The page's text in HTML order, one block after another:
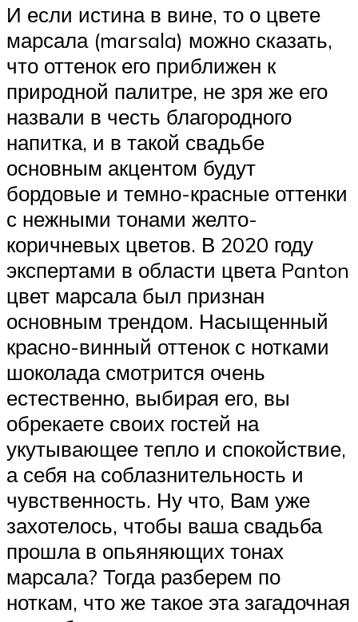
И если истина в вине, то о цвете
марсала (marsala) можно сказать,
что оттенок его приближен к
природной палитре, не зря же его
назвали в честь благородного
напитка, и в такой свадьбе
основным акцентом будут
бордовые и темно-красные оттенки
с нежными тонами желто-
коричневых цветов. В 2020 году
экспертами в области цвета Panton
цвет марсала был признан
основным трендом. Насыщенный
красно-винный оттенок с нотками
шоколада смотрится очень
естественно, выбирая его, вы
обрекаете своих гостей на
укутывающее тепло и спокойствие,
а себя на соблазнительность и
чувственность. Ну что, Вам уже
захотелось, чтобы ваша свадьба
прошла в опьяняющих тонах
марсала? Тогда разберем по
ноткам, что же такое эта загадочная